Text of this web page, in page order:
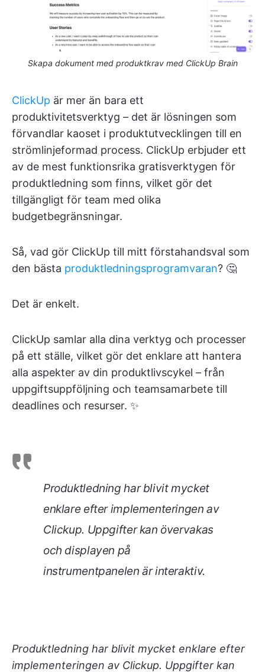
Skapa dokument med produktkrav med ClickUp Brain
ClickUp är mer än bara ett
produktivitetsverktyg – det är lösningen som
förvandlar kaoset i produktutvecklingen till en
strömlinjeformad process. ClickUp erbjuder ett
av de mest funktionsrika gratisverktygen för
produktledning som finns, vilket gör det
tillgängligt för team med olika
budgetbegränsningar.
Så, vad gör ClickUp till mitt förstahandsval som
den bästa produktledningsprogramvaran? 🤔
Det är enkelt.
ClickUp samlar alla dina verktyg och processer
på ett ställe, vilket gör det enklare att hantera
alla aspekter av din produktlivscykel – från
uppgiftsuppföljning och teamsamarbete till
deadlines och resurser. ✨
Produktledning har blivit mycket
enklare efter implementeringen av
Clickup. Uppgifter kan övervakas
och displayen på
instrumentpanelen är interaktiv.
Produktledning har blivit mycket enklare efter
implementeringen av Clickup. Uppgifter kan